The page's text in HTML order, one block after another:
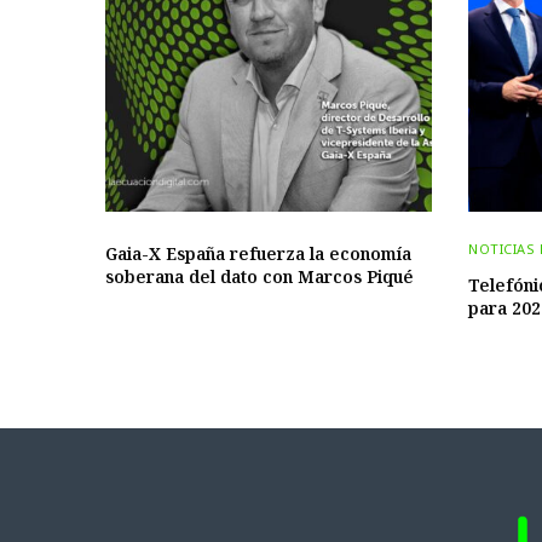
Gaia-X España refuerza la economía
soberana del dato con Marcos Piqué
NOTICIAS
para